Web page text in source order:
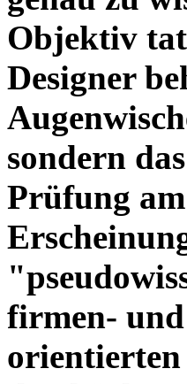
Objektiv
Designer
sondern
Prüfung
firmen-